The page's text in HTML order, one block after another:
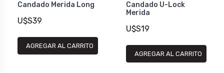
Candado Merida Long
U$S39
AGREGAR AL CARRITO
Candado U-Lock
Merida
U$S19
AGREGAR AL CARRITO